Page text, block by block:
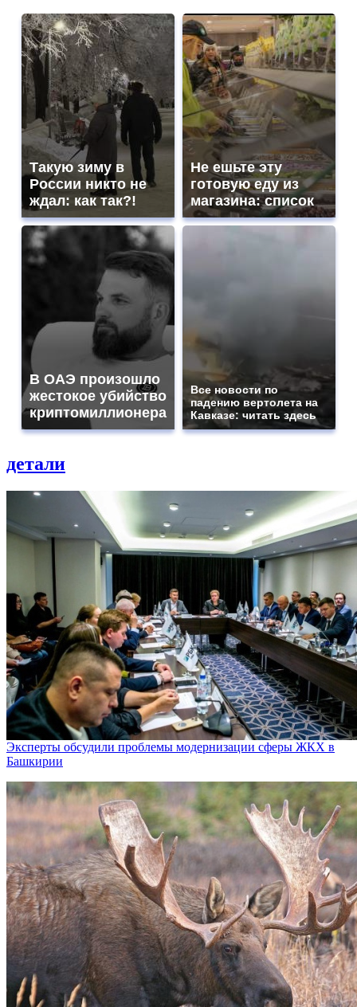
Такую зиму в
России никто не
ждал: как так?!
Не ешьте эту
готовую еду из
магазина: список
В ОАЭ произошло
жестокое убийство
криптомиллионера
Все новости по
падению вертолета на
Кавказе: читать здесь
детали
Эксперты обсудили проблемы модернизации сферы ЖКХ в
Башкирии